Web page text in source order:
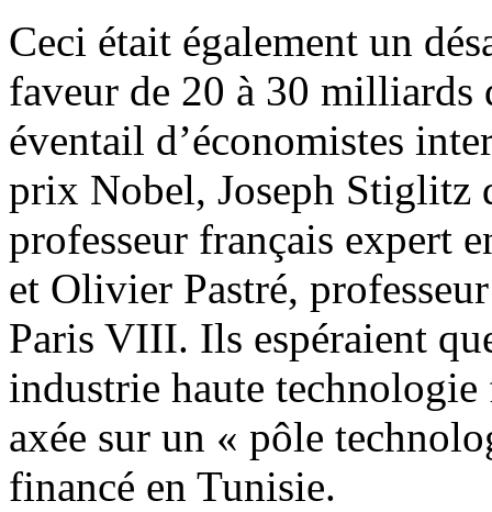
Ceci était également un
faveur de 20 à 30 milliards
éventail d’économistes
prix Nobel, Joseph Stiglitz
professeur français expert
et Olivier Pastré,
Paris VIII. Ils espéraient
industrie haute technologie
axée sur un « pôle
financé en Tunisie.